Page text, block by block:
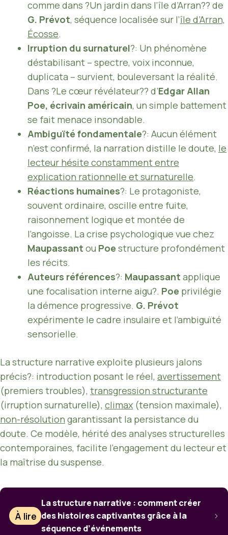
comme dans ?Un jardin dans l’île d’Arran?? de
G. Prévot, séquence localisée sur l’île d’Arran,
Écosse.
Irruption du surnaturel?: Un phénomène
déstabilisant – spectre, voix inconnue,
duplicata – survient, bouleversant la réalité.
Dans ?Le cœur révélateur?? d’Edgar Allan
Poe, écrivain américain, un simple battement
se fait menace insondable.
Ambiguïté fondamentale?: Aucun élément
n’est confirmé, la narration distille le doute, le
lecteur hésite constamment entre
explication rationnelle et surnaturelle.
Réactions humaines?: Le protagoniste,
souvent ordinaire, oscille entre fuite,
raisonnement logique et montée de
l’angoisse. La crise psychologique vue chez
Maupassant ou Poe structure profondément
les récits.
Auteurs références?: Maupassant applique
une focalisation interne aigu?. Poe privilégie
la démence progressive. G. Prévot
expérimente le cadre insulaire et l’ambiguïté
sensorielle.
La structure narrative exploite plusieurs jalons
précis?: introduction posant le réel, avertissement
(premiers troubles), transgression structurante
(irruption surnaturelle), climax (tension maximale),
non-résolution garantissant la persistance du
doute. Ce modèle, hérité des analyses structurelles
contemporaines, facilite l’engagement du lecteur et
la maîtrise du suspense.
À lire
La structure narrative : comment créer
des histoires captivantes grâce à la
séquence d’événements